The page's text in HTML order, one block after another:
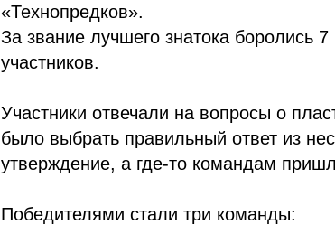
«Технопредков».
За звание лучшего знатока боролись
участников.
Участники отвечали на вопросы о
было выбрать правильный ответ из
утверждение, а где-то командам
Победителями стали три команды: